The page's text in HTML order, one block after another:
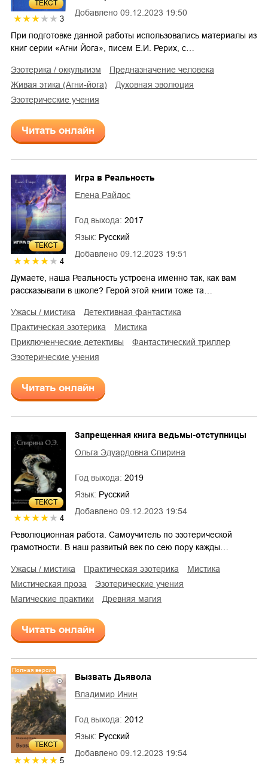
ТЕКСТ
3
Добавлено 09.12.2023 19:50
При подготовке данной работы использовались материалы из
книг серии «Агни Йога», писем Е.И. Рерих, с…
эзотерика / оккультизм
предназначение человека
Живая этика (Агни-йога)
духовная эволюция
эзотерические учения
Читать онлайн
ТЕКСТ
4
Добавлено 09.12.2023 19:51
Игра в Реальность
Елена Райдос
Год выхода: 2017
Язык: Русский
Думаете, наша Реальность устроена именно так, как вам
рассказывали в школе? Герой этой книги тоже та…
ужасы / мистика
детективная фантастика
практическая эзотерика
мистика
приключенческие детективы
фантастический триллер
эзотерические учения
Читать онлайн
ТЕКСТ
4
Добавлено 09.12.2023 19:54
Запрещенная книга ведьмы-отступницы
Ольга Эдуардовна Спирина
Год выхода: 2019
Язык: Русский
Революционная работа. Самоучитель по эзотерической
грамотности. В наш развитый век по сею пору кажды…
ужасы / мистика практическая эзотерика
мистика
мистическая проза
эзотерические учения
магические практики
древняя магия
Читать онлайн
ТЕКСТ
Полная версия
5
Добавлено 09.12.2023 19:54
Вызвать Дьявола
Владимир Инин
Год выхода: 2012
Язык: Русский